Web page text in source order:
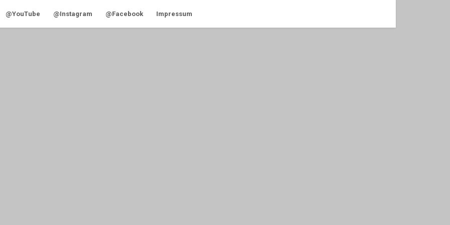
@YouTube @Instagram @Facebook Impressum